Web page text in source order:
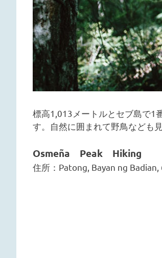
ま
す！
標高1,013メートルとセブ島で1
す。自然に囲まれて野鳥なども
Osmeña Peak Hiking
住所：Patong, Bayan ng